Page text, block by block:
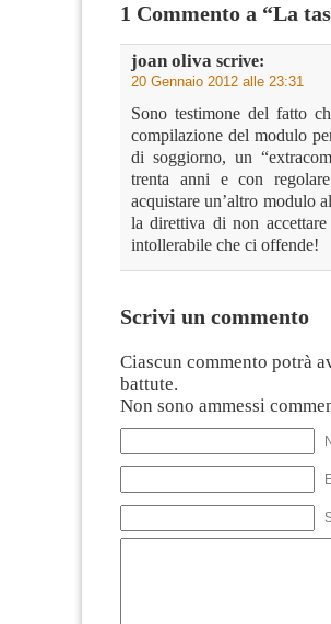
1 Commento a “La
joan oliva scrive:
20 Gennaio 2012 alle 23:31
Sono testimone del fatto
compilazione del modulo
di soggiorno, un
trenta anni e con
acquistare un’altro modulo
la direttiva di non
intollerabile che ci offende!
Scrivi un commento
Ciascun commento potrà
battute.
Non sono ammessi